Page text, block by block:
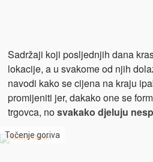
Sadržaji koji posljednjih dana
lokacije, a u svakome od njih
navodi kako se cijena na kraju
promijeniti jer, dakako one se
trgovca, nosvakako djeluju
Točenje goriva